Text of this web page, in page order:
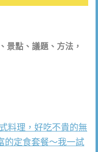
景點、議題、方法，
料理，好吃不貴的無
的定食套餐～我一試